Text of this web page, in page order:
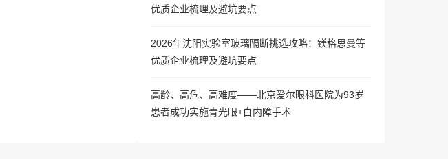
优质企业梳理及避坑要点
2026年沈阳实验室玻璃隔断挑选攻略：镁格思曼等
优质企业梳理及避坑要点
高龄、高危、高难度——北京爱尔眼科医院为93岁
患者成功实施青光眼+白内障手术